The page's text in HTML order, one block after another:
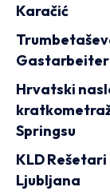
Karačić
Hrvatski
Springsu
KLD
Ljubljana